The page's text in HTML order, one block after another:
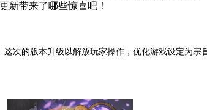
新带来了哪些惊喜吧！
这次的版本升级以解放玩家操作，优化游戏设定为